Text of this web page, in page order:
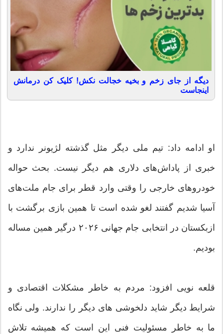
دیگه از جای زخم و بخیه خجالت نکش! کلیک کن درمانش
اینجاست
او ادامه داد: تیم ملی دیگر مثل گذشته لژیونر ندارد و
خبری از پاداش‌های دلاری هم دیگر نیست. بحث حواله
خودروهای خارجی را وقتی وارد قطر برای جام ملت‌های
آسیا شدیم گفتند لغو شده است تا همین بازی برگشت با
ازبکستان در انتخابی جام جهانی ۲۰۲۶ درگیر همین مساله
بودیم.
قلعه نویی افزود: مردم به خاطر مشکلات اقتصادی و
شرایط دیگر شاید دلخوشی های دیگر را ندارند. ولی نگاه
ما به خاطر مسئولیت فنی این است که همیشه تلاش